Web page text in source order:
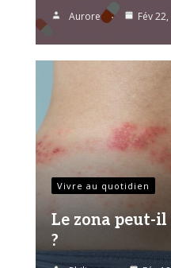
Aurore Fév
Vivre au quotidien
Le zona peut-il
?